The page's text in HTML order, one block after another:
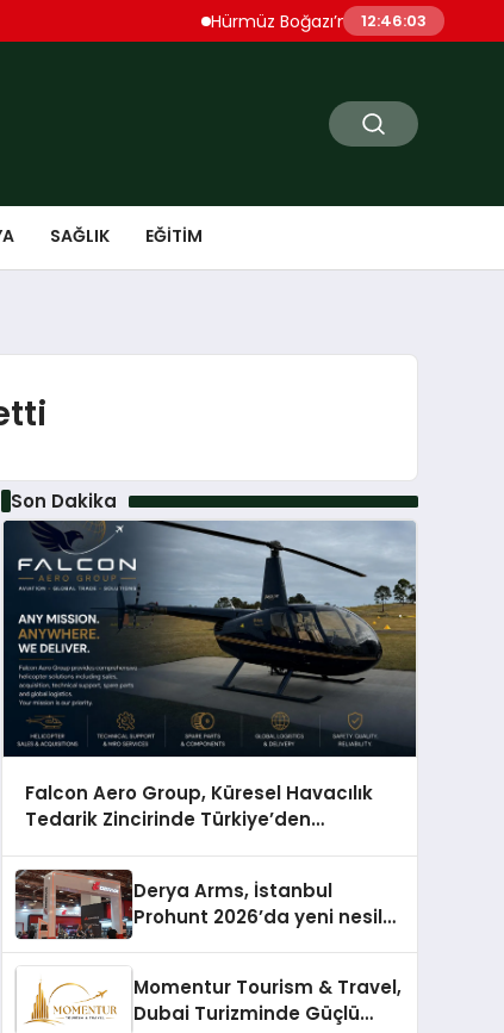
Hürmüz Boğazı’nda Patlama Sesleri
12:46:04
SAĞLIK EĞITIM
Son Dakika
Falcon Aero Group, Küresel Havacılık
Tedarik Zincirinde Türkiye’den
Derya Arms, İstanbul
Prohunt 2026’da yeni nesil
Momentur Tourism & Travel,
Dubai Turizminde Güçlü